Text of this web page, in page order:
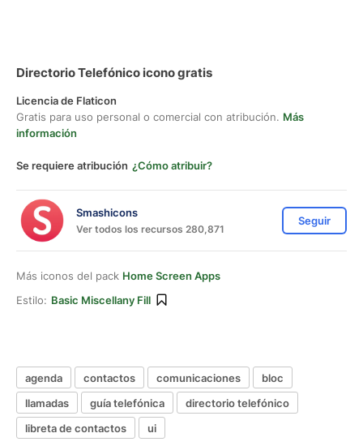
Directorio Telefónico icono gratis
Licencia de Flaticon
Gratis para uso personal o comercial con atribución. Más
información
Se requiere atribución ¿Cómo atribuir?
Smashicons
Ver todos los recursos 280,871
Seguir
Más iconos del pack Home Screen Apps
Estilo: Basic Miscellany Fill
agenda contactos comunicaciones
bloc
llamadas
guía telefónica
directorio telefónico
libreta de contactos
ui